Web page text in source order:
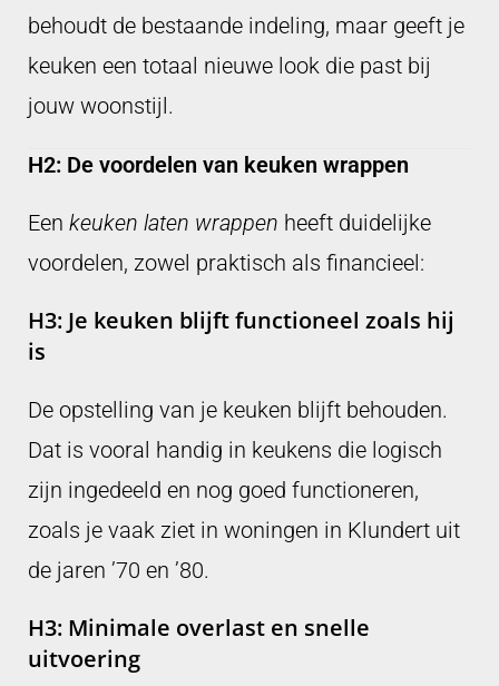
behoudt de bestaande indeling, maar geeft je
keuken een totaal nieuwe look die past bij
jouw woonstijl.
H2: De voordelen van keuken wrappen
Een keuken laten wrappen heeft duidelijke
voordelen, zowel praktisch als financieel:
H3: Je keuken blijft functioneel zoals hij
is
De opstelling van je keuken blijft behouden.
Dat is vooral handig in keukens die logisch
zijn ingedeeld en nog goed functioneren,
zoals je vaak ziet in woningen in Klundert uit
de jaren ’70 en ’80.
H3: Minimale overlast en snelle
uitvoering